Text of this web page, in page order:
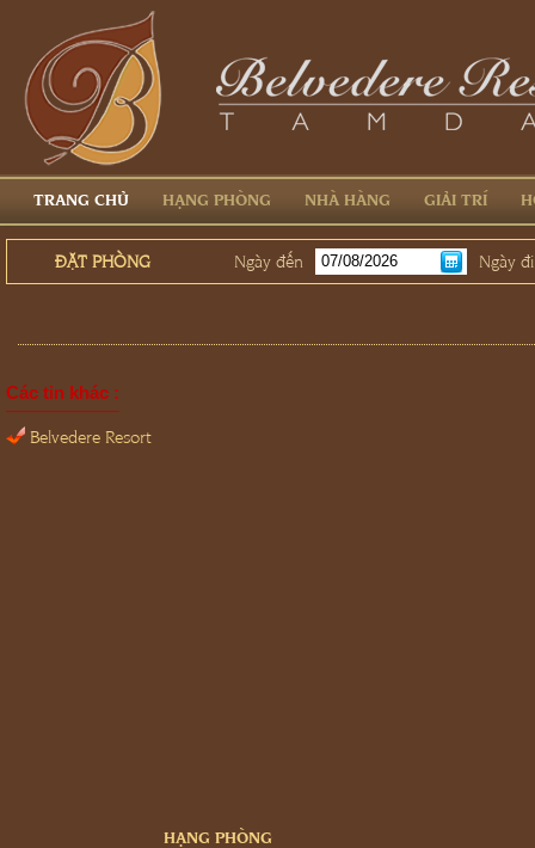
TRANG CHỦ HẠNG PHÒNG NHÀ HÀNG GIẢI TRÍ
ĐẶT PHÒNG Ngày đến Ngày đi
Các tin khác :
Belvedere Resort
HẠNG PHÒNG